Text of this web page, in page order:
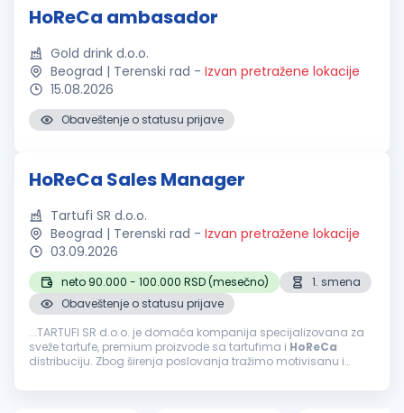
HoReCa ambasador
Gold drink d.o.o.
Beograd | Terenski rad - Izvan pretražene lokacije
15.08.2026
Obaveštenje o statusu prijave
HoReCa Sales Manager
Tartufi SR d.o.o.
Beograd | Terenski rad - Izvan pretražene lokacije
03.09.2026
neto 90.000 - 100.000 RSD (mesečno)
1. smena
Obaveštenje o statusu prijave
...TARTUFI SR d.o.o. je domaća kompanija specijalizovana za
sveže tartufe, premium proizvode sa tartufima i HoReCa
distribuciju. Zbog širenja poslovanja tražimo motivisanu i
teritoriji Beograda...